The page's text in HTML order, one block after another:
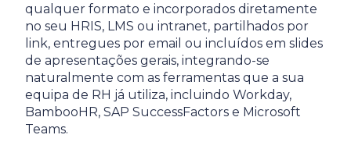
qualquer formato e incorporados diretamente
no seu HRIS, LMS ou intranet, partilhados por
link, entregues por email ou incluídos em slides
de apresentações gerais, integrando-se
naturalmente com as ferramentas que a sua
equipa de RH já utiliza, incluindo Workday,
BambooHR, SAP SuccessFactors e Microsoft
Teams.